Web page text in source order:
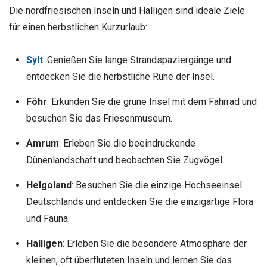
Die nordfriesischen Inseln und Halligen sind ideale Ziele
für einen herbstlichen Kurzurlaub:
Sylt: Genießen Sie lange Strandspaziergänge und
entdecken Sie die herbstliche Ruhe der Insel.
Föhr: Erkunden Sie die grüne Insel mit dem Fahrrad und
besuchen Sie das Friesenmuseum.
Amrum: Erleben Sie die beeindruckende
Dünenlandschaft und beobachten Sie Zugvögel.
Helgoland: Besuchen Sie die einzige Hochseeinsel
Deutschlands und entdecken Sie die einzigartige Flora
und Fauna.
Halligen: Erleben Sie die besondere Atmosphäre der
kleinen, oft überfluteten Inseln und lernen Sie das